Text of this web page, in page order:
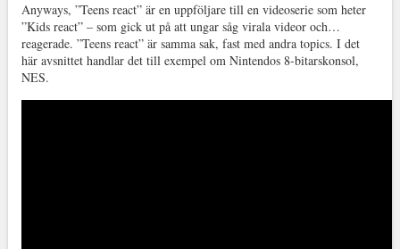
Anyways, ”Teens react” är en uppföljare till en videoserie som heter
”Kids react” – som gick ut på att ungar såg virala videor och…
reagerade. ”Teens react” är samma sak, fast med andra topics. I det
här avsnittet handlar det till exempel om Nintendos 8-bitarskonsol,
NES.